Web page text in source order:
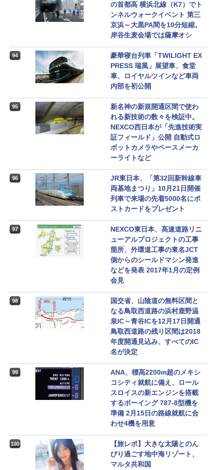
の首都高 横浜北線（K7）でト
ンネルウォークイベント 第三
京浜～大黒PA間を10分短縮。
岸谷生麦会場では薩摩オシ
94
豪華寝台列車「TWILIGHT EX
PRESS 瑞風」展望車、食堂
車、ロイヤルツインなど車両
内部を初公開
95
新名神の新規開通区間で使わ
れる新技術の数々を検証中。
NEXCO西日本が「先進技術実
証フィールド」公開 自動式ロ
ボットカメラやペースメーカ
ーライトなど
96
JR東日本、「第32回新幹線車
両基地まつり」10月21日開催
列車で来場の先着5000名にポ
ストカードをプレゼント
97
NEXCO東日本、高速道路リニ
ューアルプロジェクトの工事
箇所、外環道工事の東名JCT
側からのシールドマシン発進
などを発表 2017年1月の定例
会見
98
国交省、山陰道の無料区間と
なる鳥取西道路の浜村鹿野温
泉IC～青谷ICを12月17日開通
鳥取西道路の残り区間は2018
年度開通見込み、すべてのIC
名が決定
99
ANA、標高2200m超のメキシ
コシティ就航に備え、ロール
スロイスの新エンジンを搭載
するボーイング 787-8型機を
準備 2月15日の路線就航に合
わせ4機を用意
100
【旅レポ】大きな太陽とのん
びり過ごす地中海リゾート、
マルタ共和国